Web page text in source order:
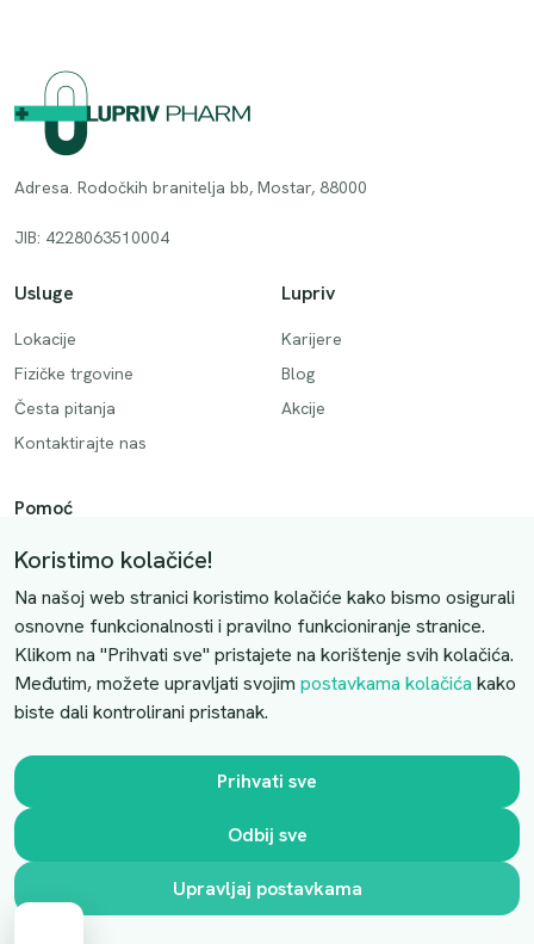
Adresa. Rodočkih branitelja bb, Mostar, 88000
JIB: 4228063510004
Usluge
Lokacije
Fizičke trgovine
Česta pitanja
Kontaktirajte nas
Lupriv
Karijere
Blog
Akcije
Pomoć
Način plaćanja
Dostava
Povrati i otkazivanje
Uslovi kupovine
Kontaktirajte nas
Slobodno nas kontaktirajte putem e-maila:
luprivpharm@luprivpharm.com
Ova stranica je zaštićena reCAPTCHA sustavom
Koristimo kolačiće!
Na našoj web stranici koristimo kolačiće kako bismo osigurali
osnovne funkcionalnosti i pravilno funkcioniranje stranice.
Klikom na "Prihvati sve" pristajete na korištenje svih kolačića.
Međutim, možete upravljati svojim postavkama kolačića kako
biste dali kontrolirani pristanak.
Prihvati sve
Odbij sve
Upravljaj postavkama